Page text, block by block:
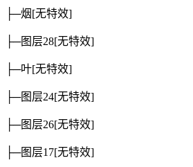
├─烟[无特效]
├─图层28[无特效]
├─叶[无特效]
├─图层24[无特效]
├─图层26[无特效]
├─图层17[无特效]